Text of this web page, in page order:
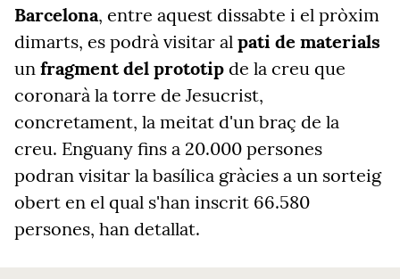
Barcelona, entre aquest dissabte i el pròxim
dimarts, es podrà visitar al pati de materials
un fragment del prototip de la creu que
coronarà la torre de Jesucrist,
concretament, la meitat d'un braç de la
creu. Enguany fins a 20.000 persones
podran visitar la basílica gràcies a un sorteig
obert en el qual s'han inscrit 66.580
persones, han detallat.